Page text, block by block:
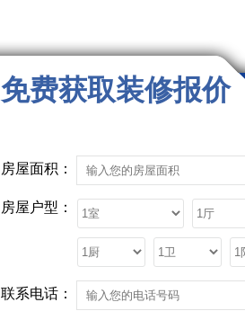
免费获取装修报价
房屋面积：
房屋户型：
联系电话：